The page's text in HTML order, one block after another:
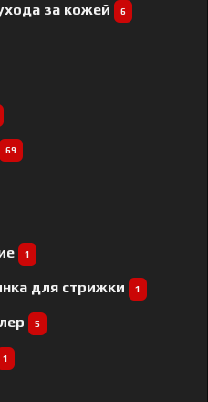
за кожей 6
69
1
для стрижки 1
5
1